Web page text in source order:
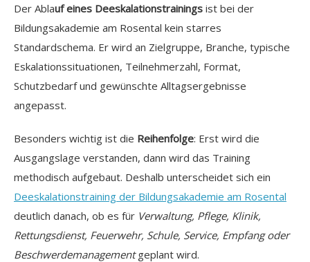
Der Ablauf eines Deeskalationstrainings ist bei der
Bildungsakademie am Rosental kein starres
Standardschema. Er wird an Zielgruppe, Branche, typische
Eskalationssituationen, Teilnehmerzahl, Format,
Schutzbedarf und gewünschte Alltagsergebnisse
angepasst.
Besonders wichtig ist die Reihenfolge: Erst wird die
Ausgangslage verstanden, dann wird das Training
methodisch aufgebaut. Deshalb unterscheidet sich ein
Deeskalationstraining der Bildungsakademie am Rosental
deutlich danach, ob es für Verwaltung, Pflege, Klinik,
Rettungsdienst, Feuerwehr, Schule, Service, Empfang oder
Beschwerdemanagementgeplant wird.